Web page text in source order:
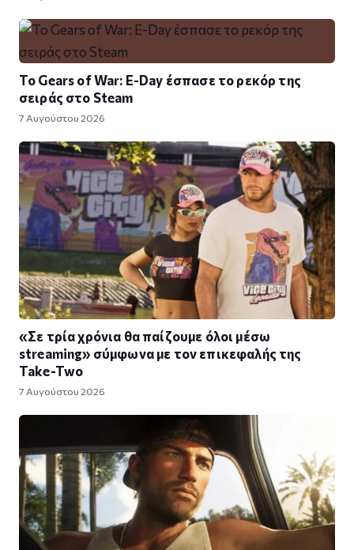
Το Gears of War: E-Day έσπασε το ρεκόρ της
σειράς στο Steam
7 Αυγούστου 2026
«Σε τρία χρόνια θα παίζουμε όλοι μέσω
streaming» σύμφωνα με τον επικεφαλής της
Take-Two
7 Αυγούστου 2026